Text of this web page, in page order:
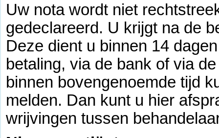
Uw nota wordt niet
gedeclareerd. U krijgt na de
Deze dient u binnen 14
betaling, via de bank of via
binnen bovengenoemde tijd
melden. Dan kunt u hier
wrijvingen tussen